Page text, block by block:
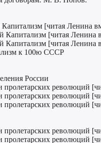
[читая Ленина
Капитализм [читая
Капитализм [читая
к 100ю СССР
России
пролетарских революций
пролетарских революций
пролетарских революций
пролетарских революций
пролетарских революций